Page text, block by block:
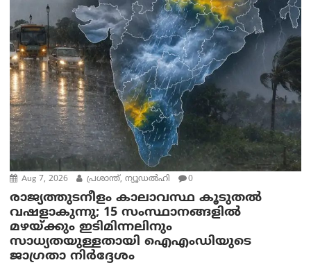
Aug 7, 2026 പ്രശാന്ത്, ന്യൂഡല്‍ഹി 0
രാജ്യത്തുടനീളം കാലാവസ്ഥ കൂടുതൽ
വഷളാകുന്നു; 15 സംസ്ഥാനങ്ങളിൽ
മഴയ്ക്കും ഇടിമിന്നലിനും
സാധ്യതയുള്ളതായി ഐഎംഡിയുടെ
ജാഗ്രതാ നിർദ്ദേശം